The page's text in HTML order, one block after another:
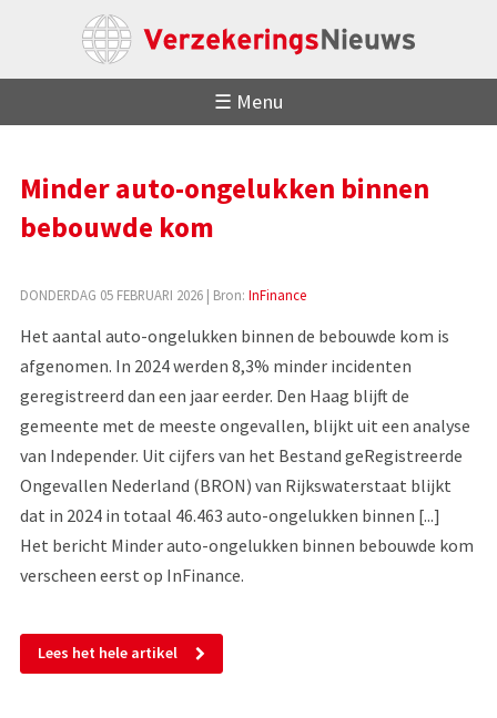
☰ Menu
Minder auto-ongelukken binnen
bebouwde kom
DONDERDAG 05 FEBRUARI 2026| Bron: InFinance
Het aantal auto-ongelukken binnen de bebouwde kom is
afgenomen. In 2024 werden 8,3% minder incidenten
geregistreerd dan een jaar eerder. Den Haag blijft de
gemeente met de meeste ongevallen, blijkt uit een analyse
van Independer. Uit cijfers van het Bestand geRegistreerde
Ongevallen Nederland (BRON) van Rijkswaterstaat blijkt
dat in 2024 in totaal 46.463 auto-ongelukken binnen [...]
Het bericht Minder auto-ongelukken binnen bebouwde kom
verscheen eerst op InFinance.
Lees het hele artikel